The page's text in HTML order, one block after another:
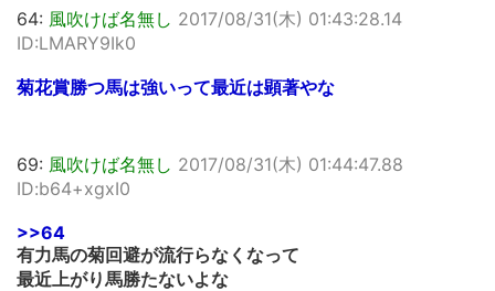
64: 風吹けば名無し 2017/08/31(木) 01:43:28.14
ID:LMARY9Ik0
菊花賞勝つ馬は強いって最近は顕著やな
69: 風吹けば名無し 2017/08/31(木) 01:44:47.88
ID:b64+xgxI0
>>64
有力馬の菊回避が流行らなくなって
最近上がり馬勝たないよな